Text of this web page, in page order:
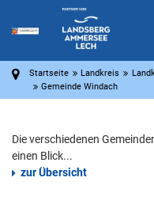
Startseite Landkreis
Gemeinde Windach
Die verschiedenen
einen Blick...
zur Übersicht